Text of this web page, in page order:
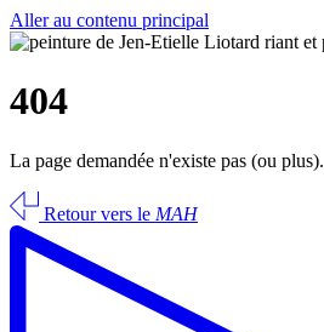
Aller au contenu principal
404
La page demandée n'existe pas (ou plus).
Retour vers le MAH